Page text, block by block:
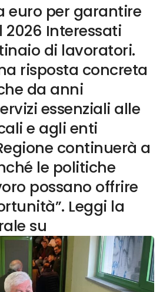
euro per garantire
Interessati
di lavoratori.
risposta concreta
da anni
essenziali alle
e agli enti
continuerà a
le politiche
possano offrire
Leggi la
su